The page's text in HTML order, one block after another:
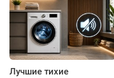
Лучшие тихие